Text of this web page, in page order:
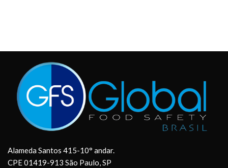
Alameda Santos 415-10° andar.
CPE 01419-913 São Paulo, SP